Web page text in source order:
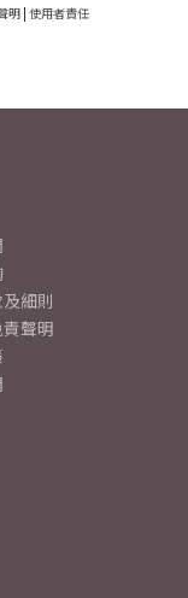
明 | 使用者責任
細則
聲明